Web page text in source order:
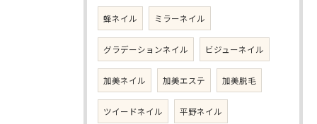
蜂ネイル ミラーネイル
グラデーションネイル ビジューネイル
加美ネイル 加美エステ 加美脱毛
ツイードネイル 平野ネイル